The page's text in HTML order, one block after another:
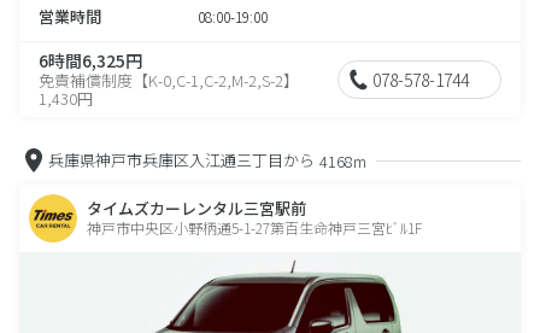
営業時間 08:00-19:00
6時間6,325円
免責補償制度【K-0,C-1,C-2,M-2,S-2】
1,430円
078-578-1744
兵庫県神戸市兵庫区入江通三丁目から 4168m
タイムズカーレンタル三宮駅前
神戸市中央区小野柄通5-1-27第百生命神戸三宮ﾋﾞﾙ1F